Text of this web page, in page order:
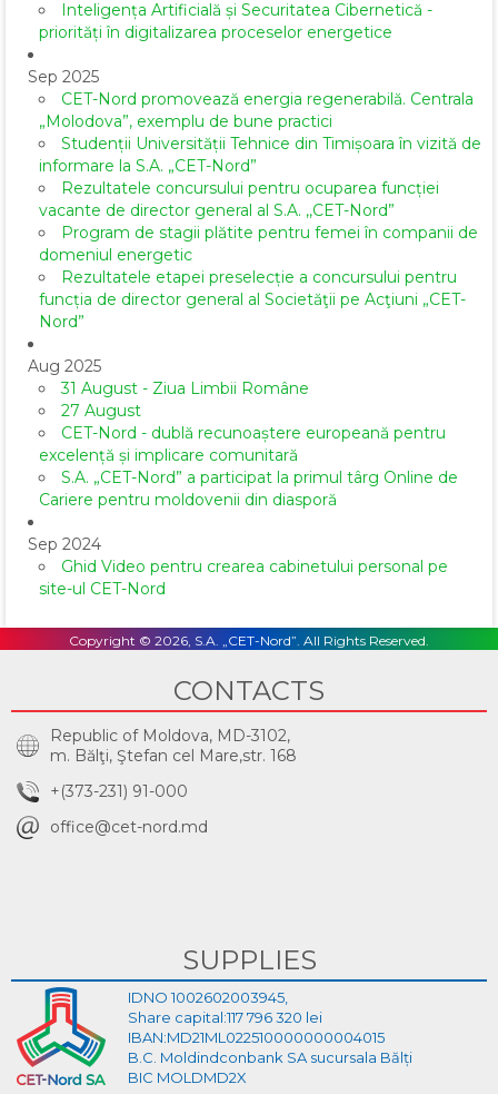
Inteligența Artificială și Securitatea Cibernetică -
priorități în digitalizarea proceselor energetice
Sep 2025
CET-Nord promovează energia regenerabilă. Centrala
„Molodova”, exemplu de bune practici
Studenții Universității Tehnice din Timișoara în vizită de
informare la S.A. „CET-Nord”
Rezultatele concursului pentru ocuparea funcției
vacante de director general al S.A. ,,CET-Nord”
Program de stagii plătite pentru femei în companii de
domeniul energetic
Rezultatele etapei preselecție a concursului pentru
funcția de director general al Societăţii pe Acţiuni „CET-
Nord”
Aug 2025
31 August - Ziua Limbii Române
27 August
CET-Nord - dublă recunoaștere europeană pentru
excelență și implicare comunitară
S.A. „CET-Nord” a participat la primul târg Online de
Cariere pentru moldovenii din diasporă
Sep 2024
Ghid Video pentru crearea cabinetului personal pe
site-ul CET-Nord
Copyright © 2026, S.A. „CET-Nord”. All Rights Reserved.
CONTACTS
Republic of Moldova, MD-3102,
m. Bălţi, Ştefan cel Mare,str. 168
+(373-231) 91-000
office@cet-nord.md
SUPPLIES
IDNO 1002602003945,
Share capital:117 796 320 lei
IBAN:MD21ML022510000000004015
B.C. Moldindconbank SA sucursala Bălți
BIC MOLDMD2X